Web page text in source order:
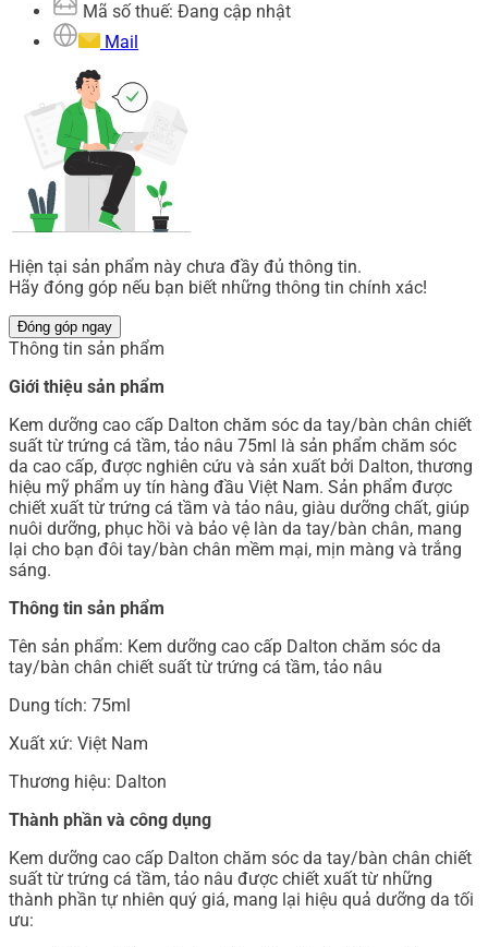
Mã số thuế: Đang cập nhật
Mail
Hiện tại sản phẩm này chưa đầy đủ thông tin.
Hãy đóng góp nếu bạn biết những thông tin chính xác!
Đóng góp ngay
Thông tin sản phẩm
Giới thiệu sản phẩm
Kem dưỡng cao cấp Dalton chăm sóc da tay/bàn chân chiết
suất từ trứng cá tầm, tảo nâu 75ml là sản phẩm chăm sóc
da cao cấp, được nghiên cứu và sản xuất bởi Dalton, thương
hiệu mỹ phẩm uy tín hàng đầu Việt Nam. Sản phẩm được
chiết xuất từ trứng cá tầm và tảo nâu, giàu dưỡng chất, giúp
nuôi dưỡng, phục hồi và bảo vệ làn da tay/bàn chân, mang
lại cho bạn đôi tay/bàn chân mềm mại, mịn màng và trắng
sáng.
Thông tin sản phẩm
Tên sản phẩm: Kem dưỡng cao cấp Dalton chăm sóc da
tay/bàn chân chiết suất từ trứng cá tầm, tảo nâu
Dung tích: 75ml
Xuất xứ: Việt Nam
Thương hiệu: Dalton
Thành phần và công dụng
Kem dưỡng cao cấp Dalton chăm sóc da tay/bàn chân chiết
suất từ trứng cá tầm, tảo nâu được chiết xuất từ những
thành phần tự nhiên quý giá, mang lại hiệu quả dưỡng da tối
ưu: